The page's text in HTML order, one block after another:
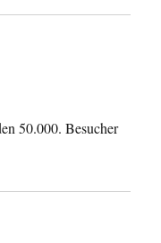
50.000. Besucher